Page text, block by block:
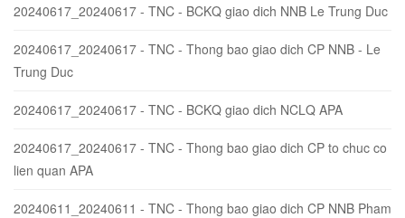
20240617_20240617 - TNC - BCKQ giao dich NNB Le Trung Duc
20240617_20240617 - TNC - Thong bao giao dich CP NNB - Le
Trung Duc
20240617_20240617 - TNC - BCKQ giao dich NCLQ APA
20240617_20240617 - TNC - Thong bao giao dich CP to chuc co
lien quan APA
20240611_20240611 - TNC - Thong bao giao dich CP NNB Pham